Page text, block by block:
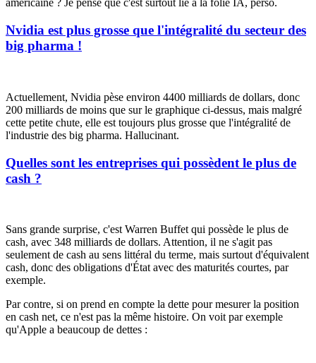
américaine ? Je pense que c'est surtout lié à la folie IA, perso.
Nvidia est plus grosse que l'intégralité du secteur des
big pharma !
Actuellement, Nvidia pèse environ 4400 milliards de dollars, donc
200 milliards de moins que sur le graphique ci-dessus, mais malgré
cette petite chute, elle est toujours plus grosse que l'intégralité de
l'industrie des big pharma. Hallucinant.
Quelles sont les entreprises qui possèdent le plus de
cash ?
Sans grande surprise, c'est Warren Buffet qui possède le plus de
cash, avec 348 milliards de dollars. Attention, il ne s'agit pas
seulement de cash au sens littéral du terme, mais surtout d'équivalent
cash, donc des obligations d'État avec des maturités courtes, par
exemple.
Par contre, si on prend en compte la dette pour mesurer la position
en cash net, ce n'est pas la même histoire. On voit par exemple
qu'Apple a beaucoup de dettes :